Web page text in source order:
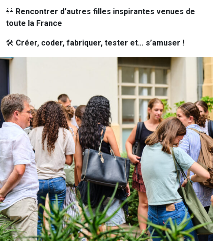
👭 Rencontrer d’autres filles inspirantes venues de
toute la France
🛠️ Créer, coder, fabriquer, tester et… s’amuser !